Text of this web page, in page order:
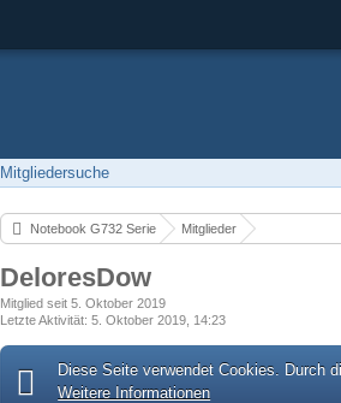
Mitgliedersuche
Notebook G732 Serie Mitglieder
DeloresDow
Mitglied seit 5. Oktober 2019
Letzte Aktivität 5. Oktober 2019, 14:23
Diese Seite verwendet Cookies. Durch
Weitere Informationen